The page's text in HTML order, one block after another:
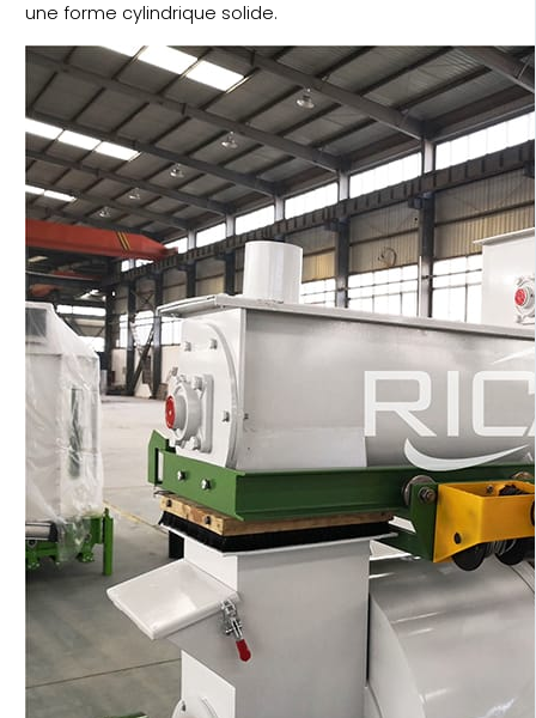
une forme cylindrique solide.